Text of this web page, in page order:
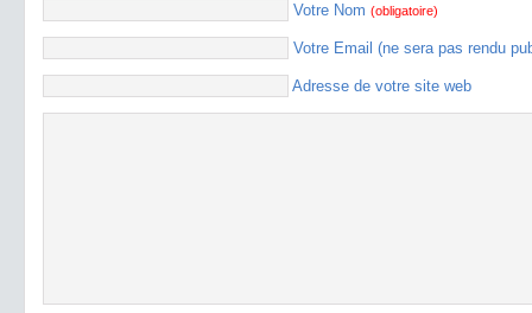
Votre Nom (obligatoire)
Votre Email (ne sera pas rendu
Adresse de votre site web